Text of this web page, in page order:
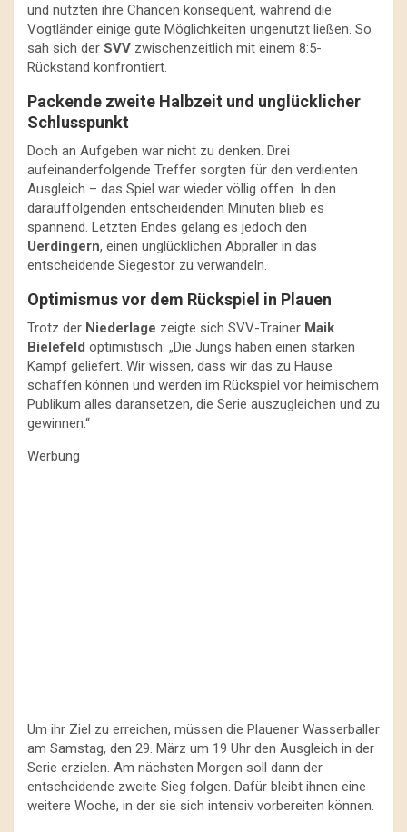
und nutzten ihre Chancen konsequent, während die
Vogtländer einige gute Möglichkeiten ungenutzt ließen. So
sah sich der SVV zwischenzeitlich mit einem 8:5-
Rückstand konfrontiert.
Packende zweite Halbzeit und unglücklicher
Schlusspunkt
Doch an Aufgeben war nicht zu denken. Drei
aufeinanderfolgende Treffer sorgten für den verdienten
Ausgleich – das Spiel war wieder völlig offen. In den
darauffolgenden entscheidenden Minuten blieb es
spannend. Letzten Endes gelang es jedoch den
Uerdingern, einen unglücklichen Abpraller in das
entscheidende Siegestor zu verwandeln.
Optimismus vor dem Rückspiel in Plauen
Trotz der Niederlage zeigte sich SVV-Trainer Maik
Bielefeld optimistisch: „Die Jungs haben einen starken
Kampf geliefert. Wir wissen, dass wir das zu Hause
schaffen können und werden im Rückspiel vor heimischem
Publikum alles daransetzen, die Serie auszugleichen und zu
gewinnen.“
Werbung
Um ihr Ziel zu erreichen, müssen die Plauener Wasserballer
am Samstag, den 29. März um 19 Uhr den Ausgleich in der
Serie erzielen. Am nächsten Morgen soll dann der
entscheidende zweite Sieg folgen. Dafür bleibt ihnen eine
weitere Woche, in der sie sich intensiv vorbereiten können.